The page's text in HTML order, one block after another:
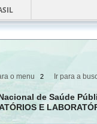
o menu 2 Ir para a
de Saúde
E